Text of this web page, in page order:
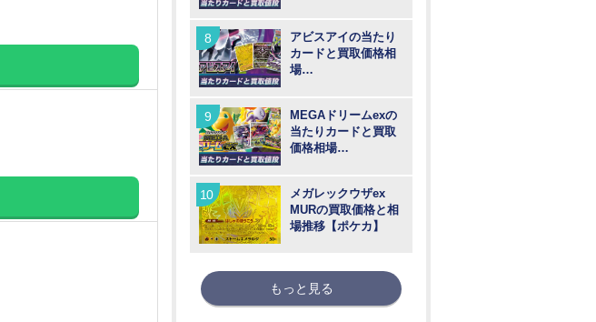
アビスアイの当たり
カードと買取価格相
場
MEGAドリームexの
当たりカードと買取
価格相場
メガレックウザex
MURの買取価格と相
場推移【ポケカ】
もっと見る